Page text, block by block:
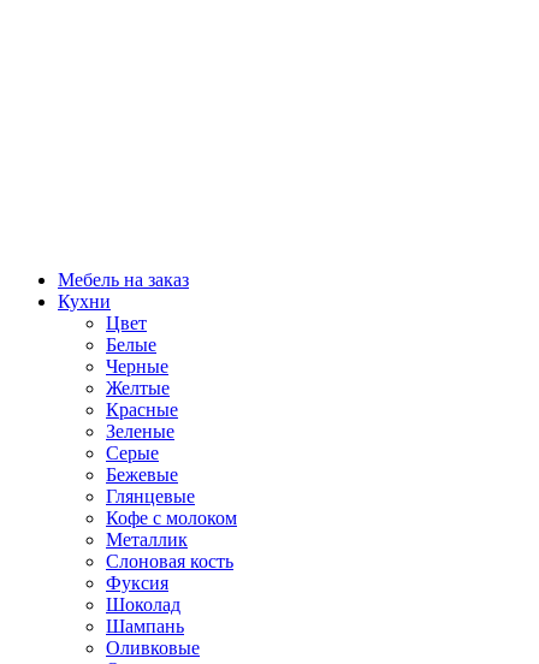
Мебель на заказ
Кухни
Цвет
Белые
Черные
Желтые
Красные
Зеленые
Серые
Бежевые
Глянцевые
Кофе с молоком
Металлик
Слоновая кость
Фуксия
Шоколад
Шампань
Оливковые